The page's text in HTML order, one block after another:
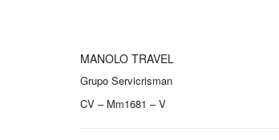
MANOLO TRAVEL
Grupo Servicrisman
CV – Mm1681 – V